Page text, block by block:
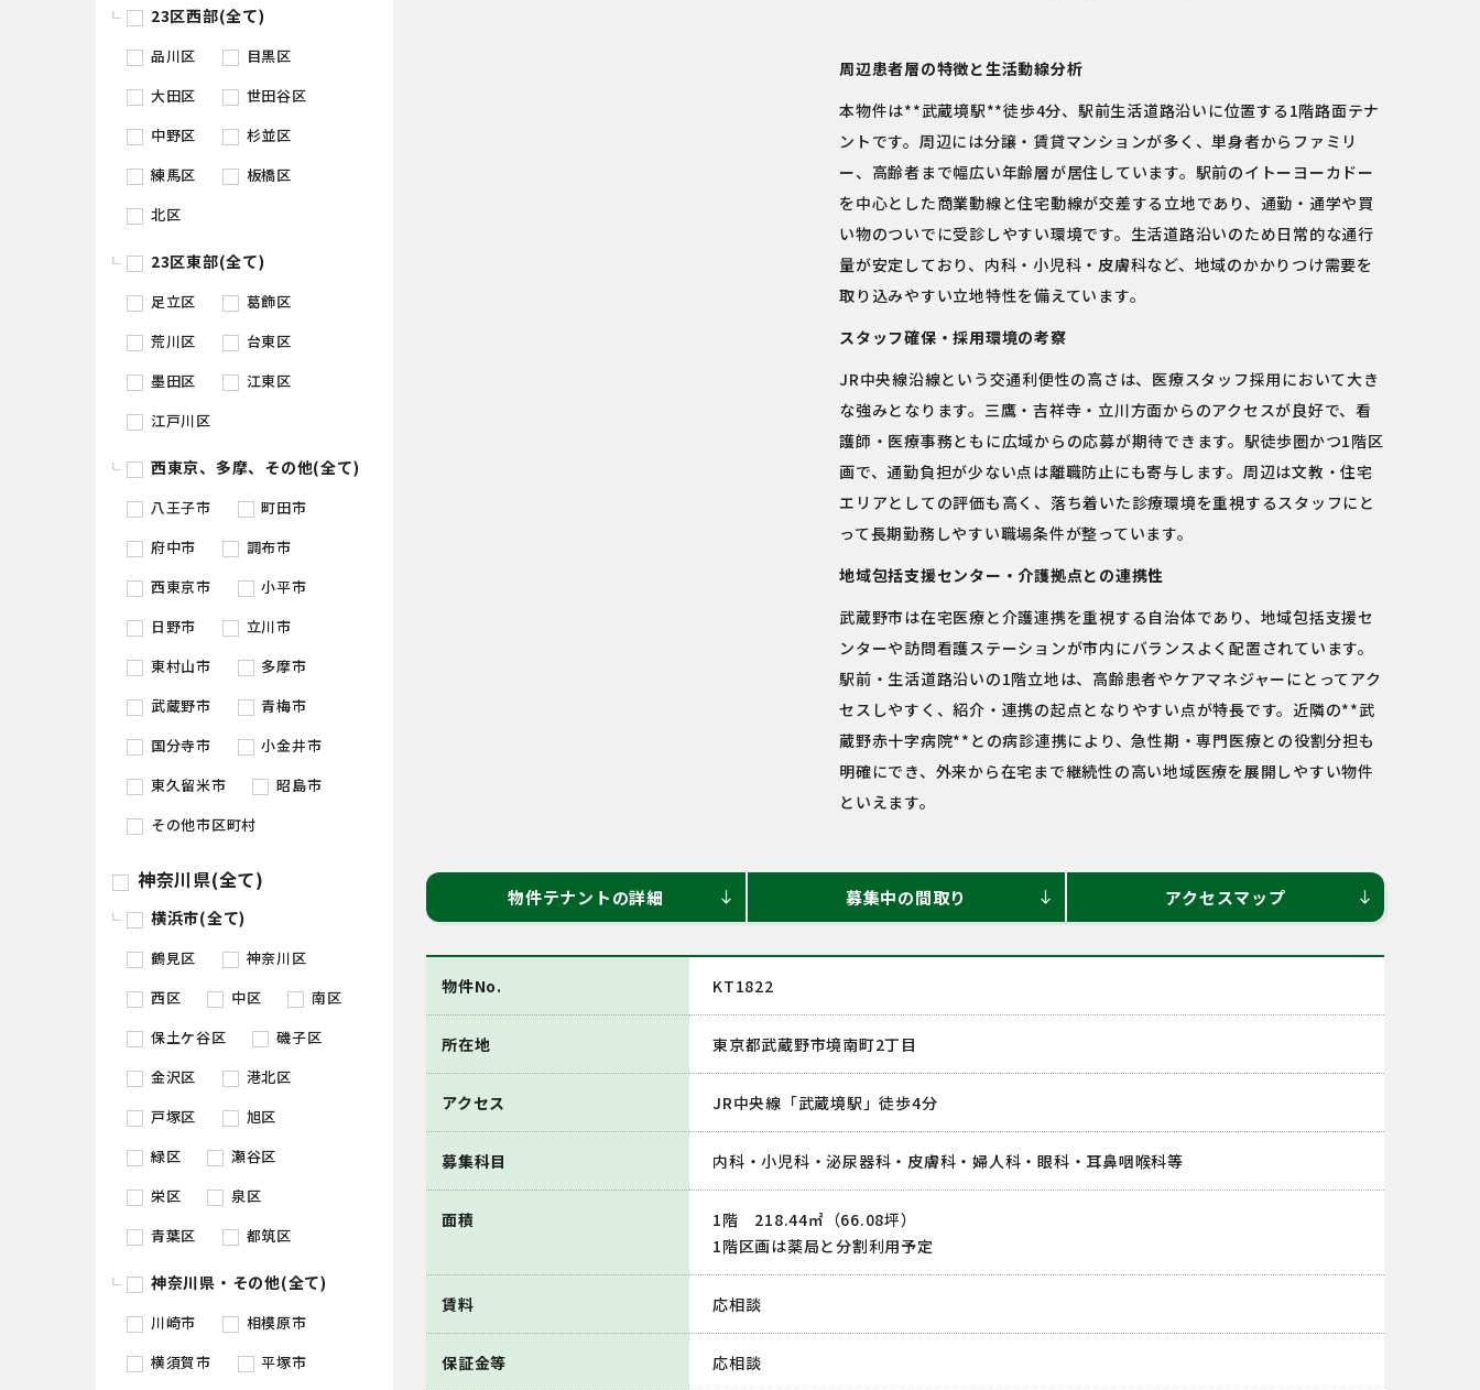
23区西部(全て)
品川区
目黒区
大田区
世田谷区
中野区
杉並区
練馬区
板橋区
北区
23区東部(全て)
足立区
葛飾区
荒川区
台東区
墨田区
江東区
江戸川区
西東京、多摩、その他(全て)
八王子市
町田市
府中市
調布市
西東京市
小平市
日野市
立川市
東村山市
多摩市
武蔵野市
青梅市
国分寺市
小金井市
東久留米市
昭島市
その他市区町村
神奈川県(全て)
横浜市(全て)
鶴見区
神奈川区
西区
中区
南区
保土ケ谷区
磯子区
金沢区
港北区
戸塚区
旭区
緑区
瀬谷区
栄区
泉区
青葉区
都筑区
神奈川県・その他(全て)
川崎市
相模原市
横須賀市
平塚市
周辺患者層の特徴と生活動線分析
本物件は**武蔵境駅**徒歩4分、駅前生活道路沿いに位置する1階路面テナ
ントです。周辺には分譲・賃貸マンションが多く、単身者からファミリ
ー、高齢者まで幅広い年齢層が居住しています。駅前のイトーヨーカドー
を中心とした商業動線と住宅動線が交差する立地であり、通勤・通学や買
い物のついでに受診しやすい環境です。生活道路沿いのため日常的な通行
量が安定しており、内科・小児科・皮膚科など、地域のかかりつけ需要を
取り込みやすい立地特性を備えています。
スタッフ確保・採用環境の考察
JR中央線沿線という交通利便性の高さは、医療スタッフ採用において大き
な強みとなります。三鷹・吉祥寺・立川方面からのアクセスが良好で、看
護師・医療事務ともに広域からの応募が期待できます。駅徒歩圏かつ1階区
画で、通勤負担が少ない点は離職防止にも寄与します。周辺は文教・住宅
エリアとしての評価も高く、落ち着いた診療環境を重視するスタッフにと
って長期勤務しやすい職場条件が整っています。
地域包括支援センター・介護拠点との連携性
武蔵野市は在宅医療と介護連携を重視する自治体であり、地域包括支援セ
ンターや訪問看護ステーションが市内にバランスよく配置されています。
駅前・生活道路沿いの1階立地は、高齢患者やケアマネジャーにとってアク
セスしやすく、紹介・連携の起点となりやすい点が特長です。近隣の**武
蔵野赤十字病院**との病診連携により、急性期・専門医療との役割分担も
明確にでき、外来から在宅まで継続性の高い地域医療を展開しやすい物件
といえます。
物件テナントの詳細 south 募集中の間取り south アクセスマップ south
物件No. KT1822
所在地 東京都武蔵野市境南町2丁目
アクセス JR中央線「武蔵境駅」徒歩4分
募集科目 内科・小児科・泌尿器科・皮膚科・婦人科・眼科・耳鼻咽喉科等
面積
1階 218.44㎡（66.08坪）
1階区画は薬局と分割利用予定
賃料 応相談
保証金等 応相談